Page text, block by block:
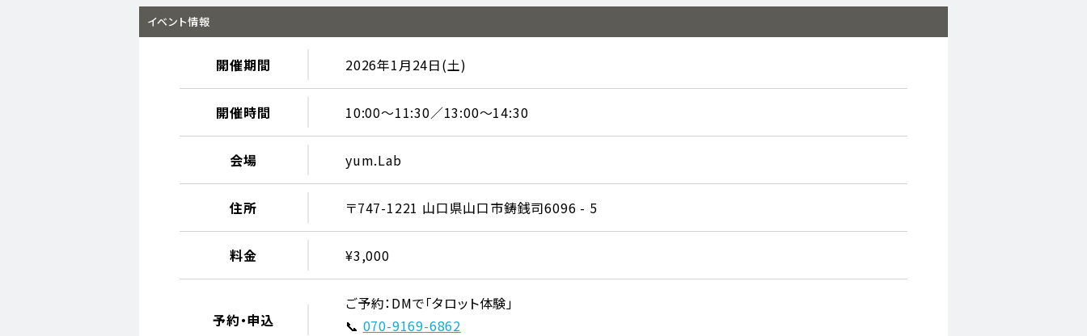
イベント情報
開催期間 2026年1月24日(土)
開催時間 10:00〜11:30／13:00〜14:30
会場 yum.Lab
住所 〒747-1221 山口県山口市鋳銭司6096 - 5
料金 ¥3,000
予約・申込
ご予約：DMで「タロット体験」
📞 070-9169-6862